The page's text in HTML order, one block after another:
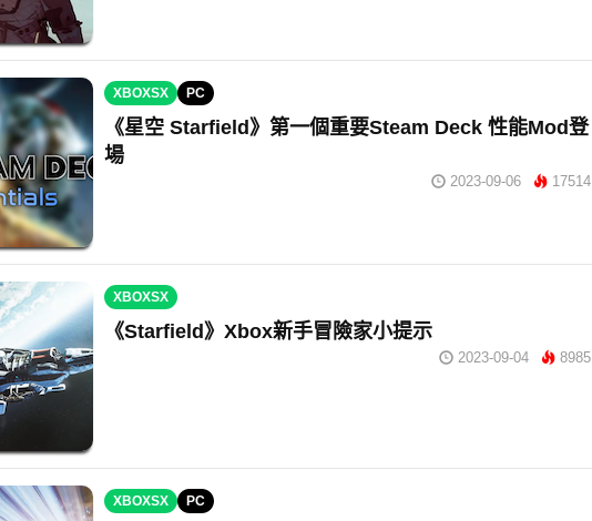
XBOXSX PC
《星空 Starfield》第一個重要Steam Deck 性能Mod登
場
2023-09-06 17514
XBOXSX
《Starfield》Xbox新手冒險家小提示
2023-09-04 8985
XBOXSX PC